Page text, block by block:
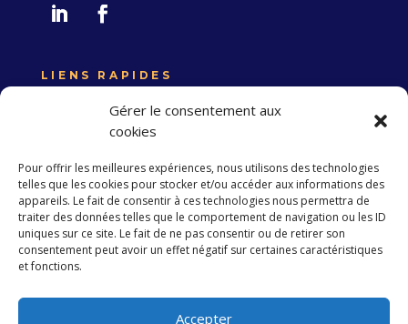
Gérer le consentement aux
cookies
Pour offrir les meilleures expériences, nous utilisons des technologies
telles que les cookies pour stocker et/ou accéder aux informations des
appareils. Le fait de consentir à ces technologies nous permettra de
traiter des données telles que le comportement de navigation ou les ID
uniques sur ce site. Le fait de ne pas consentir ou de retirer son
consentement peut avoir un effet négatif sur certaines caractéristiques
et fonctions.
Accepter
LIENS RAPIDES
Expertise France
Union européenne
S’abonner à la Newsletter